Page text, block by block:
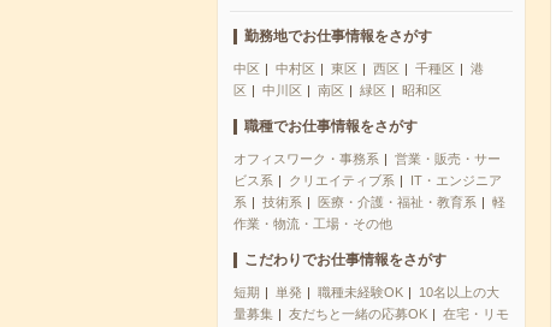
勤務地でお仕事情報をさがす
中区 中村区 東区 西区 千種区
港
区
中川区 南区 緑区 昭和区
職種でお仕事情報をさがす
オフィスワーク・事務系
営業・販売・サー
ビス系
クリエイティブ系
IT・エンジニア
系
技術系 医療・介護・福祉・教育系
軽
作業・物流・工場・その他
こだわりでお仕事情報をさがす
短期 単発 職種未経験OK
10名以上の大
量募集
友だちと一緒の応募OK
在宅・リモ